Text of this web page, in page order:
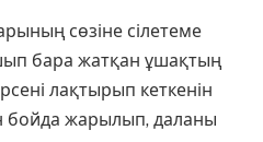
сөзіне сілетеме
бара жатқан ұшақтың
лақтырып кеткенін
бойда жарылып, даланы